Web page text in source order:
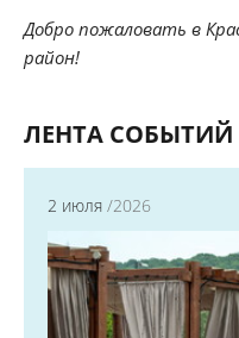
Добро пожаловать в
район!
ЛЕНТА СОБЫТИЙ
2 июля /2026